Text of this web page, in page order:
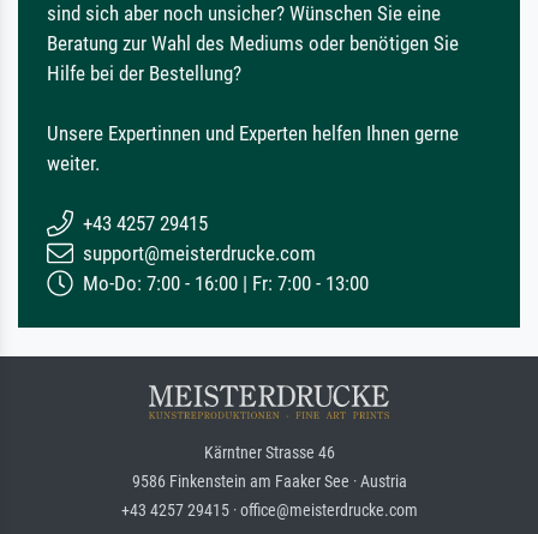
sind sich aber noch unsicher? Wünschen Sie eine
Beratung zur Wahl des Mediums oder benötigen Sie
Hilfe bei der Bestellung?
Unsere Expertinnen und Experten helfen Ihnen gerne
weiter.
+43 4257 29415
support@meisterdrucke.com
Mo-Do: 7:00 - 16:00 | Fr: 7:00 - 13:00
Kärntner Strasse 46
9586 Finkenstein am Faaker See · Austria
+43 4257 29415 · office@meisterdrucke.com